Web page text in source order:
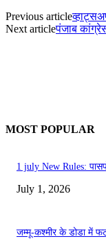
Previous article
Next articleपंजाब
MOST POPULAR
1 july New Rules:
July 1, 2026
जम्मू-कश्मीर के डोडा में